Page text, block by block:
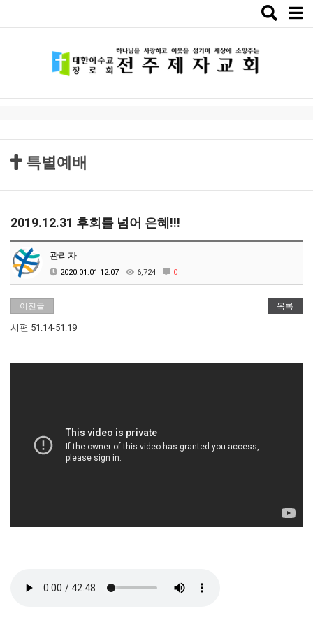
Toggle
특별예배
2019.12.31 후회를 넘어 은혜!!!
관리자
2020.01.01 12:07 6,724 0
이전글 목록
시편 51:14-51:19